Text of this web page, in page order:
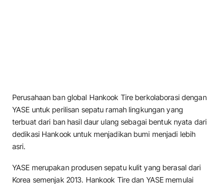
Perusahaan ban global Hankook Tire berkolaborasi dengan
YASE untuk perilisan sepatu ramah lingkungan yang
terbuat dari ban hasil daur ulang sebagai bentuk nyata dari
dedikasi Hankook untuk menjadikan bumi menjadi lebih
asri.
YASE merupakan produsen sepatu kulit yang berasal dari
Korea semenjak 2013. Hankook Tire dan YASE memulai